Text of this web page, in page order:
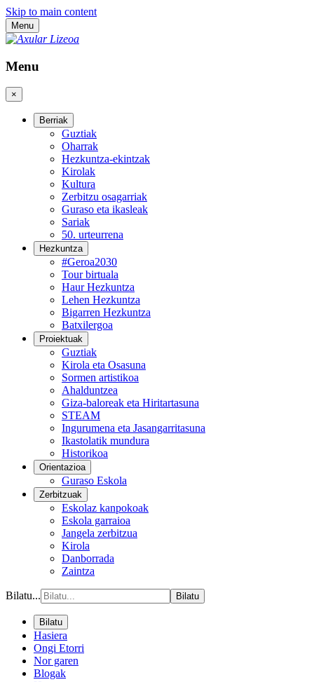
Skip to main content
Menu
Menu
×
Berriak
Guztiak
Oharrak
Hezkuntza-ekintzak
Kirolak
Kultura
Zerbitzu osagarriak
Guraso eta ikasleak
Sariak
50. urteurrena
Hezkuntza
#Geroa2030
Tour birtuala
Haur Hezkuntza
Lehen Hezkuntza
Bigarren Hezkuntza
Batxilergoa
Proiektuak
Guztiak
Kirola eta Osasuna
Sormen artistikoa
Ahalduntzea
Giza-baloreak eta Hiritartasuna
STEAM
Ingurumena eta Jasangarritasuna
Ikastolatik mundura
Historikoa
Orientazioa
Guraso Eskola
Zerbitzuak
Eskolaz kanpokoak
Eskola garraioa
Jangela zerbitzua
Kirola
Danborrada
Zaintza
Bilatu... Bilatu
Bilatu
Hasiera
Ongi Etorri
Nor garen
Blogak